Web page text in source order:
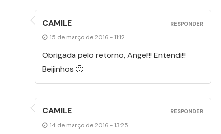
CAMILE
15 de março de 2016 - 11:12
Obrigada pelo retorno, Angel!!! Entendi!!!
Beijinhos 🙂
RESPONDER
CAMILE
14 de março de 2016 - 13:25
RESPONDER